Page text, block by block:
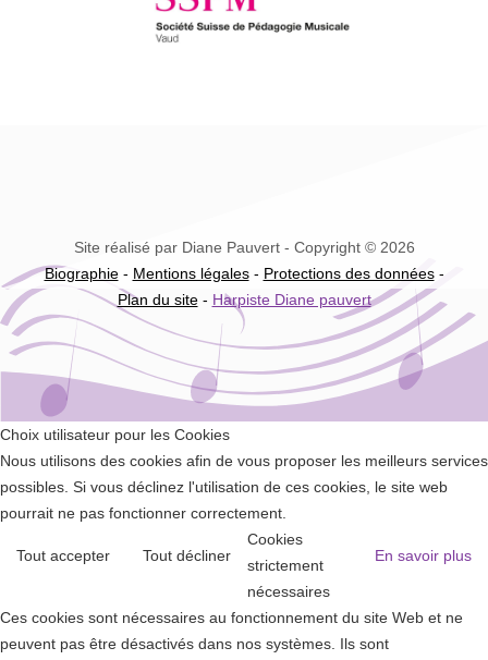
Site réalisé par Diane Pauvert - Copyright © 2026
Biographie- Mentions légales- Protections des données-
Plan du site- Harpiste Diane pauvert
Choix utilisateur pour les Cookies
Nous utilisons des cookies afin de vous proposer les meilleurs services
possibles. Si vous déclinez l'utilisation de ces cookies, le site web
pourrait ne pas fonctionner correctement.
Tout accepter Tout décliner En savoir plus
Cookies
strictement
nécessaires
Ces cookies sont nécessaires au fonctionnement du site Web et ne
peuvent pas être désactivés dans nos systèmes. Ils sont